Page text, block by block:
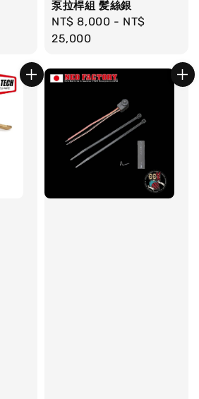
泵拉桿組 髪絲銀
Regular
price
NT$ 8,000 - NT$
25,000